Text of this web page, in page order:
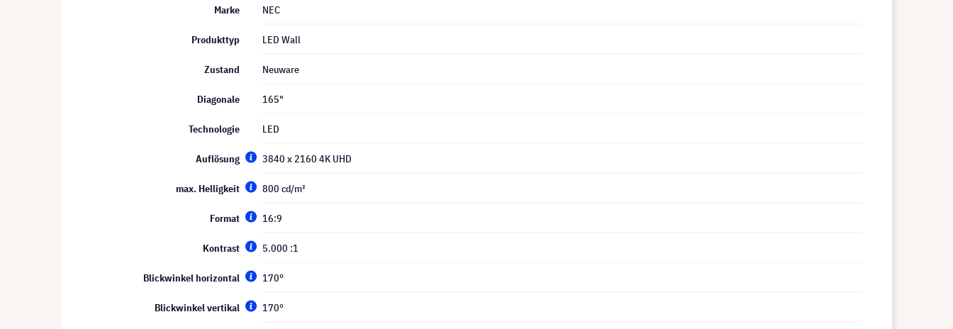
Marke NEC
Produkttyp LED Wall
Zustand Neuware
Diagonale 165"
Technologie LED
Auflösung 3840 x 2160 4K UHD
max. Helligkeit 800 cd/m²
Format 16:9
Kontrast 5.000 :1
Blickwinkel horizontal 170°
Blickwinkel vertikal 170°